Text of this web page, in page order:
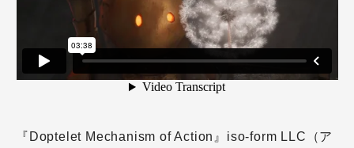
『Doptelet Mechanism of Action』iso-form LLC（ア